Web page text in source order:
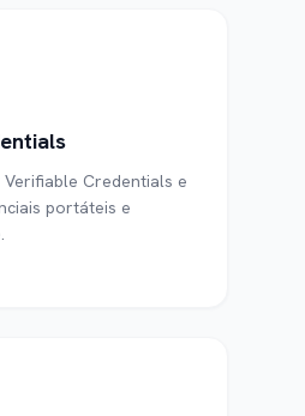
Credentials e
portáteis e